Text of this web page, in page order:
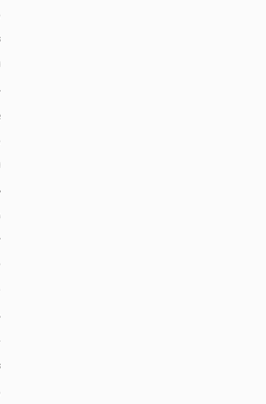
‏‏۱۸۰ روز گارانتی واقعی خدمات
‏‏۲. ثبت مشکل دستگاه
‏‏۵. انجام تعمیر در محل
‏‏۶. پرداخت پس از رضایت